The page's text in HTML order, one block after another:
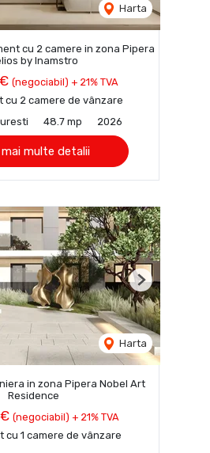
Harta
cu 2 camere in zona Pipera
by Inamstro
(negociabil) + 21% TVA
cu 2 camere de vânzare
48.7 mp 2026
mai multe detalii
Harta
Next
in zona Pipera Nobel Art
Residence
(negociabil) + 21% TVA
cu 1 camere de vânzare